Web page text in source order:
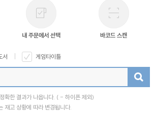
내 주문에서 선택 바코드 스캔
서 게임타이틀
확한 결과가 나옵니다. ( - 하이픈 제외)
재고 상황에 따라 변경됩니다.